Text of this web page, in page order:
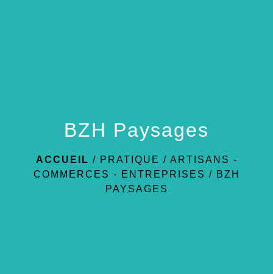
BZH Paysages
ACCUEIL / PRATIQUE / ARTISANS -
COMMERCES - ENTREPRISES / BZH
PAYSAGES